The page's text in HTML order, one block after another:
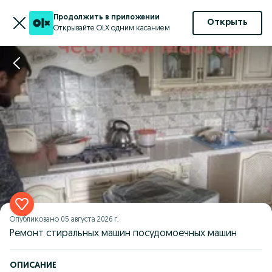
Продолжить в приложении
Открывайте OLX одним касанием
Открыть
Опубликовано 05 августа 2026 г.
Ремонт стиральных машин посудомоечных машин
ОПИСАНИЕ